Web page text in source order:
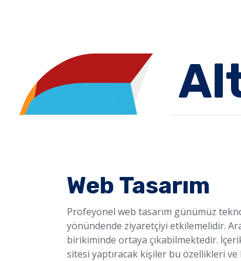
Web Tasarım
Profeyonel web tasarım günümüz
yönündende ziyaretçiyi etkilemelidir.
birikiminde ortaya çıkabilmektedir.
sitesi yaptıracak kişiler bu özellikleri ve